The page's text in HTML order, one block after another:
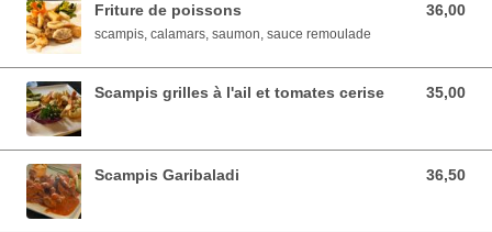
Friture de poissons 36,00
36,00 EUR
scampis, calamars, saumon, sauce remoulade
Scampis grilles à l'ail et tomates cerise 35,00
35,00 EUR
Scampis Garibaladi 36,50
36,50 EUR